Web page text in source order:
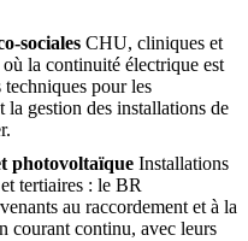
sociales CHU, cliniques et
la continuité électrique est
pour les
la gestion des installations de
photovoltaïque Installations
tertiaires : le BR
au raccordement et à la
courant continu, avec leurs